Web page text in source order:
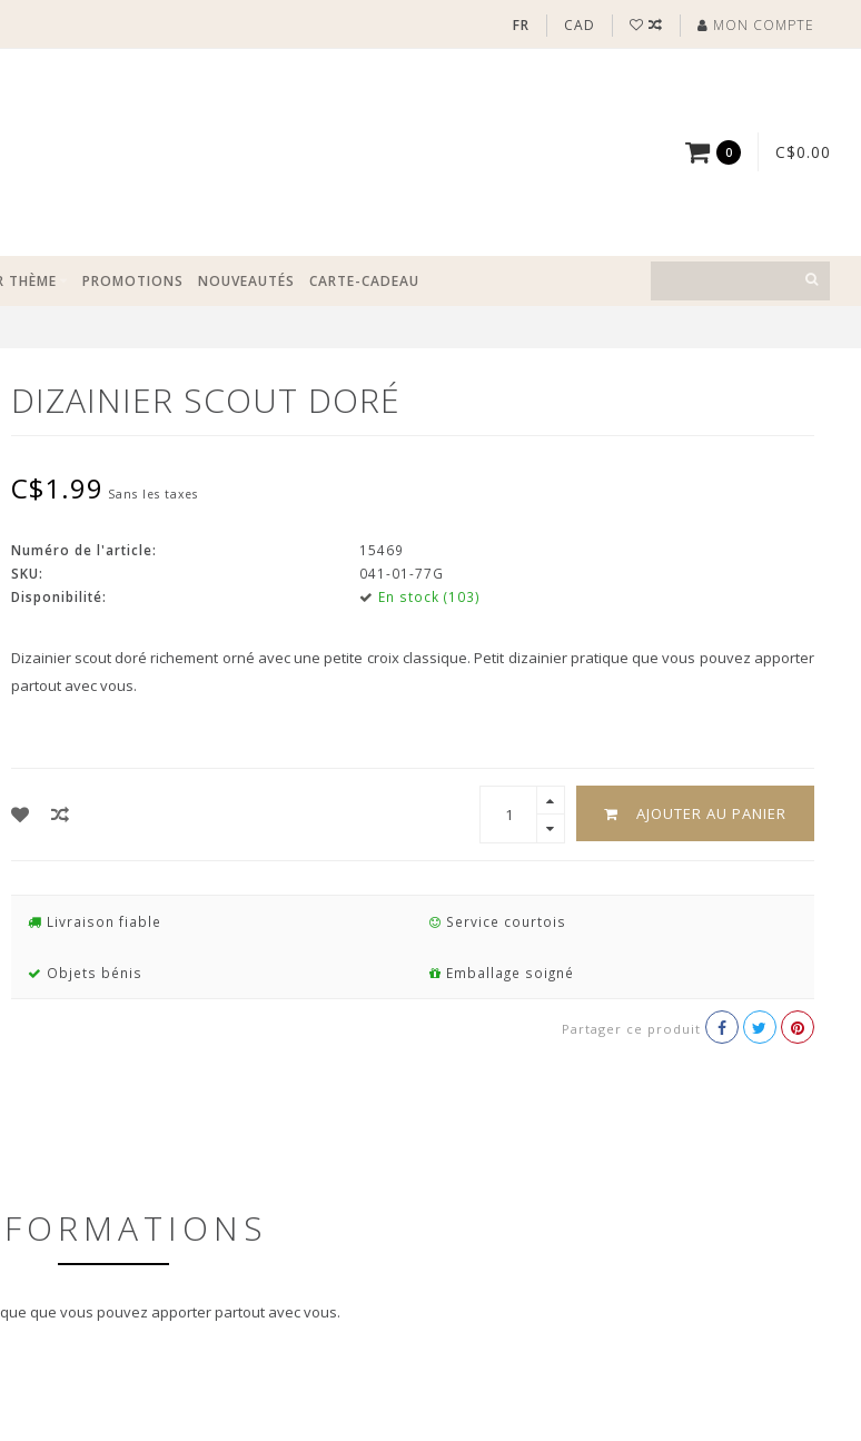
FR CAD MON COMPTE
0 C$0.00
THÈME PROMOTIONS NOUVEAUTÉS CARTE-CADEAU
DIZAINIER SCOUT DORÉ
C$1.99 Sans les taxes
Numéro de l'article:
15469
SKU:
041-01-77G
Disponibilité:
En stock (103)
Dizainier scout doré richement orné avec une petite croix classique. Petit dizainier pratique que vous pouvez apporter
partout avec vous.
AJOUTER AU PANIER
Livraison fiable Service courtois
Objets bénis Emballage soigné
Partager ce produit
que vous pouvez apporter partout avec vous.